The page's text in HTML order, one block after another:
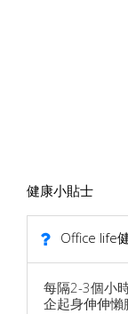
健康小貼士
Office life
每隔2-3個小
企起身伸伸懶